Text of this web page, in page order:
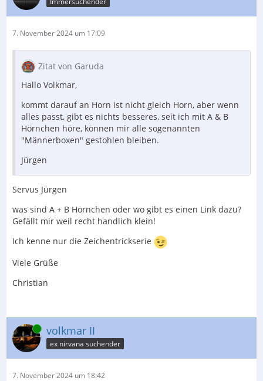
7. November 2024 um 17:09
Zitat von Garuda
Hallo Volkmar,
kommt darauf an Horn ist nicht gleich Horn, aber wenn
alles passt, gibt es nichts besseres, seit ich mit A & B
Hörnchen höre, können mir alle sogenannten
"Männerboxen" gestohlen bleiben.
Jürgen
Servus Jürgen
was sind A + B Hörnchen oder wo gibt es einen Link dazu?
Gefällt mir weil recht handlich klein!
Ich kenne nur die Zeichentrickserie
Viele Grüße
Christian
Online volkmar II
ex nirvana suchender
7. November 2024 um 18:42